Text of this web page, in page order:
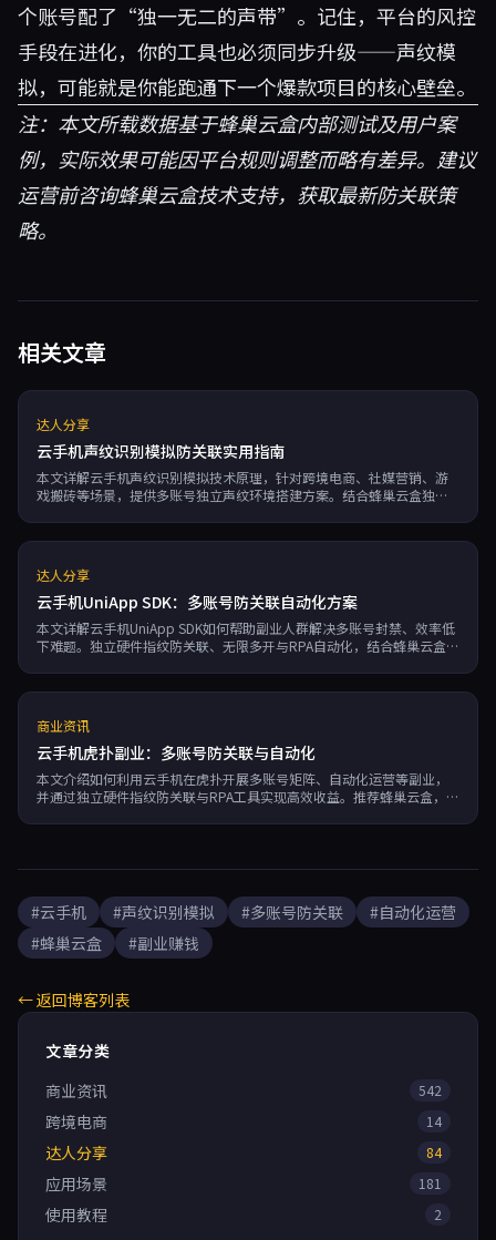
个账号配了“独一无二的声带”。记住，平台的风控
手段在进化，你的工具也必须同步升级——声纹模
拟，可能就是你能跑通下一个爆款项目的核心壁垒。
注：本文所载数据基于蜂巢云盒内部测试及用户案
例，实际效果可能因平台规则调整而略有差异。建议
运营前咨询蜂巢云盒技术支持，获取最新防关联策
略。
相关文章
达人分享
云手机声纹识别模拟防关联实用指南
本文详解云手机声纹识别模拟技术原理，针对跨境电商、社媒营销、游
戏搬砖等场景，提供多账号独立声纹环境搭建方案。结合蜂巢云盒独立
达人分享
云手机UniApp SDK：多账号防关联自动化方案
本文详解云手机UniApp SDK如何帮助副业人群解决多账号封禁、效率低
下难题。独立硬件指纹防关联、无限多开与RPA自动化，结合蜂巢云盒的
商业资讯
云手机虎扑副业：多账号防关联与自动化
本文介绍如何利用云手机在虎扑开展多账号矩阵、自动化运营等副业，
并通过独立硬件指纹防关联与RPA工具实现高效收益。推荐蜂巢云盒，支
#云手机 #声纹识别模拟 #多账号防关联
#自动化运营
#蜂巢云盒
#副业赚钱
← 返回博客列表
文章分类
商业资讯
542
跨境电商 14
达人分享 84
应用场景 181
使用教程 2